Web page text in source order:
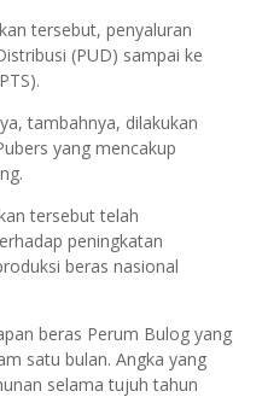
tersebut, penyaluran
(PUD) sampai ke
tambahnya, dilakukan
yang mencakup
tersebut telah
peningkatan
beras nasional
beras Perum Bulog yang
satu bulan. Angka yang
selama tujuh tahun